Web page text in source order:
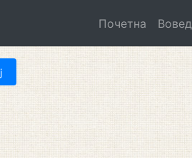
Почетна Вовед